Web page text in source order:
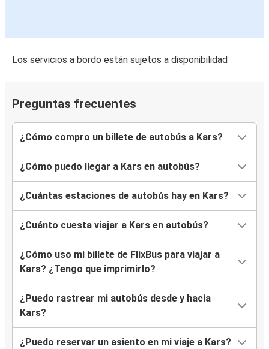
Los servicios a bordo están sujetos a disponibilidad
Preguntas frecuentes
¿Cómo compro un billete de autobús a Kars?
¿Cómo puedo llegar a Kars en autobús?
¿Cuántas estaciones de autobús hay en Kars?
¿Cuánto cuesta viajar a Kars en autobús?
¿Cómo uso mi billete de FlixBus para viajar a
Kars? ¿Tengo que imprimirlo?
¿Puedo rastrear mi autobús desde y hacia
Kars?
¿Puedo reservar un asiento en mi viaje a Kars?